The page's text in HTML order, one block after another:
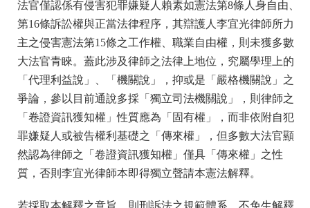
法官僅認係有侵害犯罪嫌疑人賴素如憲法第8條人身自由、
第16條訴訟權與正當法律程序，其辯護人李宜光律師所力
主之侵害憲法第15條之工作權、職業自由權，則未獲多數
大法官青睞。蓋此涉及律師之法律上地位，究屬學理上的
「代理利益說」、「機關說」，抑或是「嚴格機關說」之
爭論，參以目前通說多採「獨立司法機關說」，則律師之
「卷證資訊獲知權」性質應為「固有權」，而非依附自犯
罪嫌疑人或被告權利基礎之「傳來權」，但多數大法官顯
然認為律師之「卷證資訊獲知權」僅具「傳來權」之性
質，否則李宜光律師本即得獨立聲請本憲法解釋。
若採取本解釋之意旨，則刑訴法之規範體系，不免生解釋